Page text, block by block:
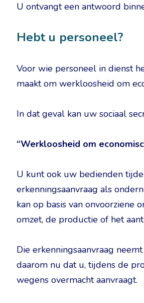
U ontvangt een antwoord
Hebt u personeel?
Voor wie personeel in dienst
maakt om werkloosheid om
In dat geval kan uw sociaal
“Werkloosheid om
U kunt ook uw bedienden
erkenningsaanvraag als
kan op basis van onvoorziene
omzet, de productie of het
Die erkenningsaanvraag
daarom nu dat u, tijdens de
wegens overmacht aanvraagt.